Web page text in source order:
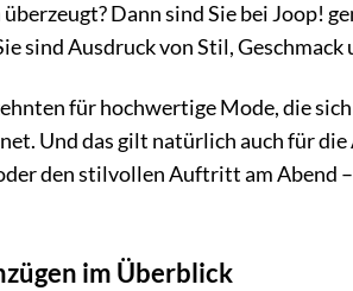
Dann sind Sie bei Joop!
sind Ausdruck von Stil,
für hochwertige Mode, die
Und das gilt natürlich auch für
den stilvollen Auftritt am Abend
im Überblick